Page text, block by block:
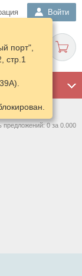
Войти
порт",
стр.1
предложений: 0 за 0.000